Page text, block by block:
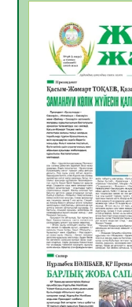
06.08.2026
Инфекциялық
жұмыстарының
06.08.2026
Көкжөтел
06.08.2026
АПВ
06.08.2026
Open Air:
департаменті
көрерменнің
06.08.2026